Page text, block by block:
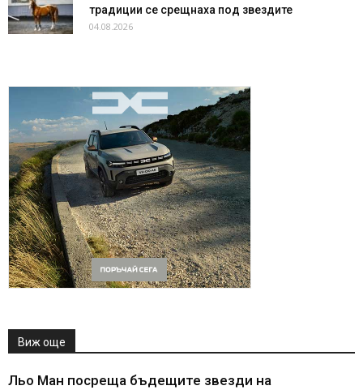
традиции се срещнаха под звездите
04.08.2026
Виж още
Льо Ман посреща бъдещите звезди на